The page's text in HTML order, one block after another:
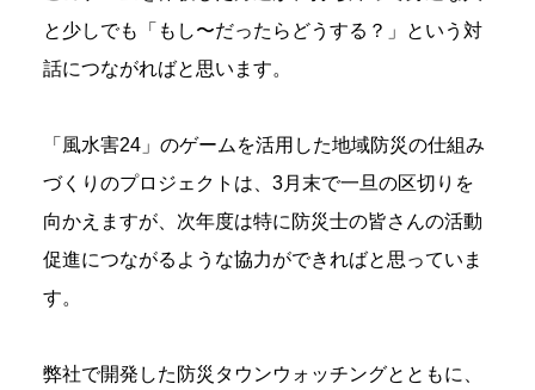
と少しでも「もし〜だったらどうする？」という対
話につながればと思います。
「風水害24」のゲームを活用した地域防災の仕組み
づくりのプロジェクトは、3月末で一旦の区切りを
向かえますが、次年度は特に防災士の皆さんの活動
促進につながるような協力ができればと思っていま
す。
弊社で開発した防災タウンウォッチングとともに、